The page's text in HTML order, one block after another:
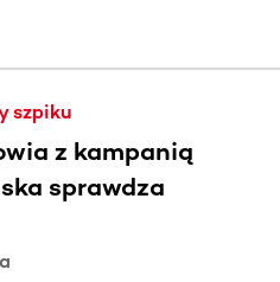
Użyj klawisza Tab lub
szpiku
z kampanią
sprawdza